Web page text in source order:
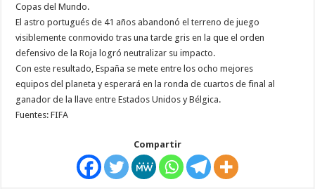
Copas del Mundo.
El astro portugués de 41 años abandonó el terreno de juego
visiblemente conmovido tras una tarde gris en la que el orden
defensivo de la Roja logró neutralizar su impacto.
Con este resultado, España se mete entre los ocho mejores
equipos del planeta y esperará en la ronda de cuartos de final al
ganador de la llave entre Estados Unidos y Bélgica.
Fuentes: FIFA
Compartir